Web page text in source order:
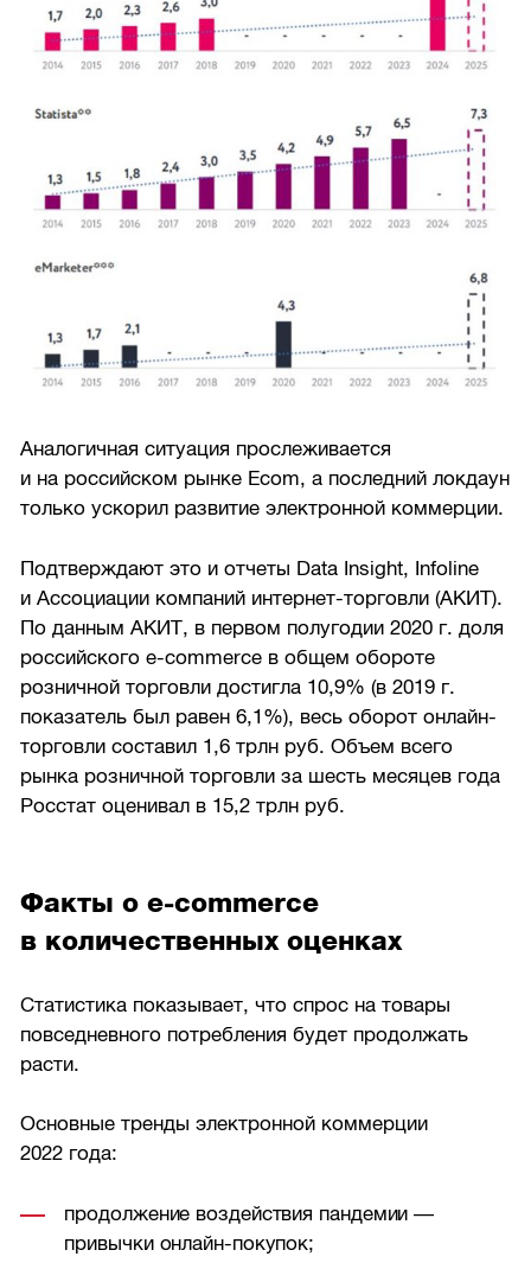
Аналогичная ситуация прослеживается
и на российском рынке Ecom, а последний локдаун
только ускорил развитие электронной коммерции.
Подтверждают это и отчеты Data Insight, Infoline
и Ассоциации компаний интернет-торговли (АКИТ).
По данным АКИТ, в первом полугодии 2020 г. доля
российского e-commerce в общем обороте
розничной торговли достигла 10,9% (в 2019 г.
показатель был равен 6,1%), весь оборот онлайн-
торговли составил 1,6 трлн руб. Объем всего
рынка розничной торговли за шесть месяцев года
Росстат оценивал в 15,2 трлн руб.
Факты о e-commerce
в количественных оценках
Статистика показывает, что спрос на товары
повседневного потребления будет продолжать
расти.
Основные тренды электронной коммерции
2022 года:
продолжение воздействия пандемии —
привычки онлайн-покупок;